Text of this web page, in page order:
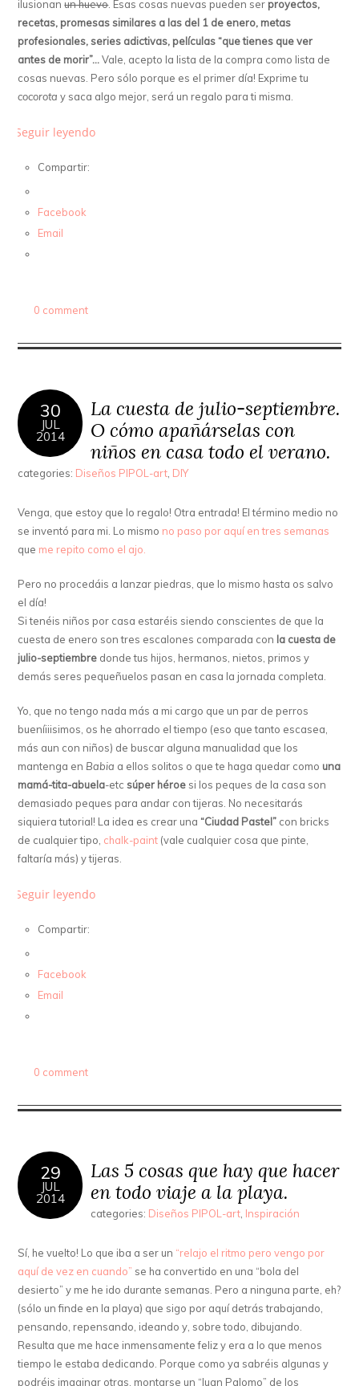
ilusionanun huevo. Esas cosas nuevas pueden serproyectos,
recetas, promesas similares a las del 1 de enero, metas
profesionales, series adictivas, películas “que tienes que ver
antes de morir”…Vale, acepto la lista de la compra como lista de
cosas nuevas. Pero sólo porque es el primer día! Exprime tu
cocorota y saca algo mejor, será un regalo para ti misma.
Seguir leyendo
Compartir:
Facebook
Email
0 comment
30
JUL
2014
La cuesta de julio-septiembre.
O cómo apañárselas con
niños en casa todo el verano.
categories: Diseños PIPOL-art DIY
Venga, que estoy que lo regalo! Otra entrada! El término medio no
se inventó para mi. Lo mismono paso por aquí en tres semanas
queme repito como el ajo.
Pero no procedáis a lanzar piedras, que lo mismo hasta os salvo
el día!
Si tenéis niños por casa estaréis siendo conscientes de que la
cuesta de enero son tres escalones comparada con la cuesta de
julio-septiembre donde tus hijos, hermanos, nietos, primos y
demás seres pequeñuelos pasan en casa la jornada completa.
Yo, que no tengo nada más a mi cargo que un par de perros
bueníiiisimos, os he ahorrado el tiempo (eso que tanto escasea,
más aun con niños) de buscar alguna manualidad que los
mantenga en Babia a ellos solitos o que te haga quedar como una
mamá-tita-abuela-etcsúper héroesi los peques de la casa son
demasiado peques para andar con tijeras. No necesitarás
siquiera tutorial! La idea es crear una “Ciudad Pastel” con bricks
de cualquier tipo, chalk-paint (vale cualquier cosa que pinte,
faltaría más) y tijeras.
Seguir leyendo
Compartir:
Facebook
Email
0 comment
29
JUL
2014
Las 5 cosas que hay que hacer
en todo viaje a la playa.
categories: Diseños PIPOL-art Inspiración
Sí, he vuelto! Lo que iba a ser un “relajo el ritmo pero vengo por
aquí de vez en cuando” se ha convertido en una “bola del
desierto” y me he ido durante semanas. Pero a ninguna parte, eh?
(sólo un finde en la playa) que sigo por aquí detrás trabajando,
pensando, repensando, ideando y, sobre todo, dibujando.
Resulta que me hace inmensamente feliz y era a lo que menos
tiempo le estaba dedicando. Porque como ya sabréis algunas y
podréis imaginar otras, montarse un “Juan Palomo” de los